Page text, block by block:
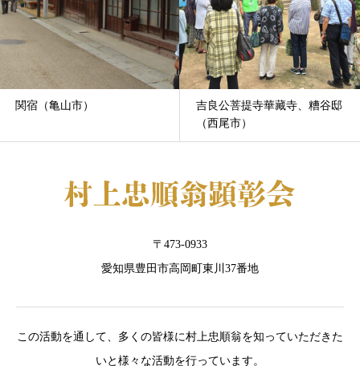
関宿（亀山市）
吉良公菩提寺華藏寺、糟谷邸
（西尾市）
〒473-0933
愛知県豊田市高岡町東川37番地
この活動を通して、多くの皆様に村上忠順翁を知っていただきた
いと様々な活動を行っています。